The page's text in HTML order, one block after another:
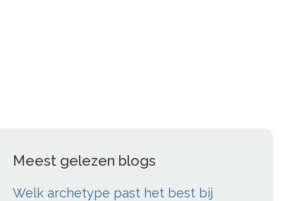
Meest gelezen blogs
Welk archetype past het best bij